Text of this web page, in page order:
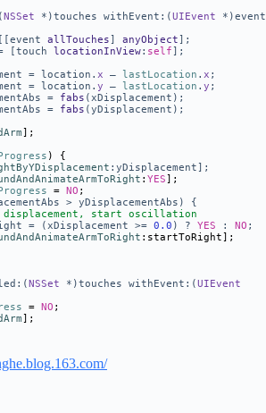
NSSet *)touches withEvent:(UIEvent *)event
allTouches] anyObject];
[touch locationInView: self];
= location. x – lastLocation . x ;
= location. y – lastLocation . y ;
= fabs (xDisplacement);
= fabs (yDisplacement);
];
) {
:yDisplacement];
: YES];
= NO ;
> yDisplacementAbs) {
start oscillation
= (xDisplacement >= 0.0 ) ? YES : NO ;
:startToRight];
NSSet *)touches withEvent:(UIEvent
= NO ;
];